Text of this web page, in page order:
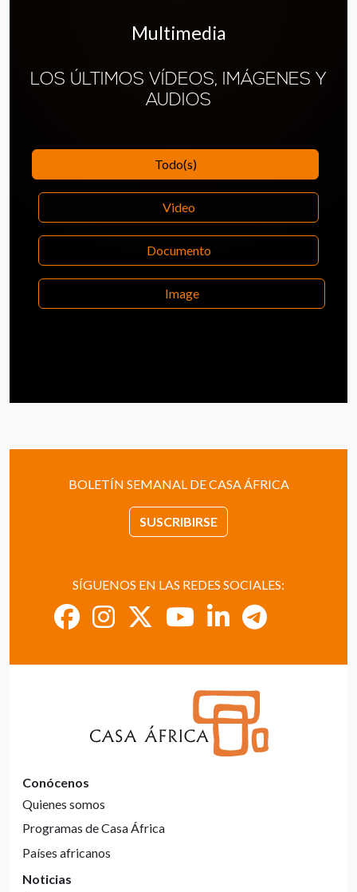
Multimedia
LOS ÚLTIMOS VÍDEOS, IMÁGENES Y
AUDIOS
Todo(s)
Video
Documento
Image
BOLETÍN SEMANAL DE CASA ÁFRICA
SUSCRIBIRSE
SÍGUENOS EN LAS REDES SOCIALES:
Conócenos
Quienes somos
Programas de Casa África
Países africanos
Noticias